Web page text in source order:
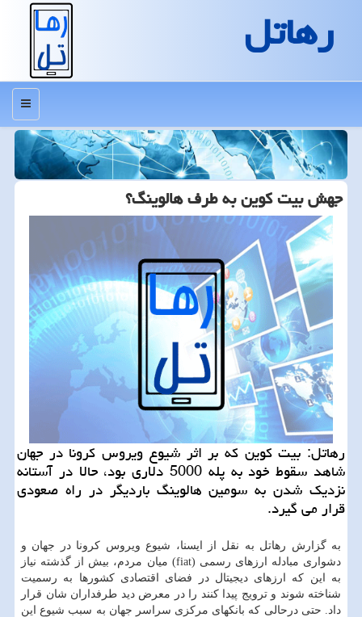
رهاتل
منو
جهش بیت كوین به طرف هالوینگ؟
رهاتل: بیت كوین كه بر اثر شیوع ویروس كرونا در جهان
شاهد سقوط خود به پله 5000 دلاری بود، حالا در آستانه
نزدیك شدن به سومین هالوینگ باردیگر در راه صعودی
قرار می گیرد.
به گزارش رهاتل به نقل از ایسنا، شیوع ویروس كرونا در جهان و
دشواری مبادله ارزهای رسمی (fiat) میان مردم، بیش از گذشته نیاز
به این كه ارزهای دیجیتال در فضای اقتصادی كشورها به رسمیت
شناخته شوند و ترویج پیدا كنند را در معرض دید طرفداران شان قرار
داد. حتی درحالی كه بانكهای مركزی سراسر جهان به سبب شیوع این